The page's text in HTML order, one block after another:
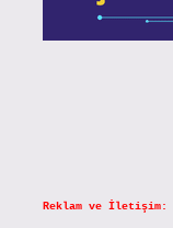
Reklam ve İletişim: